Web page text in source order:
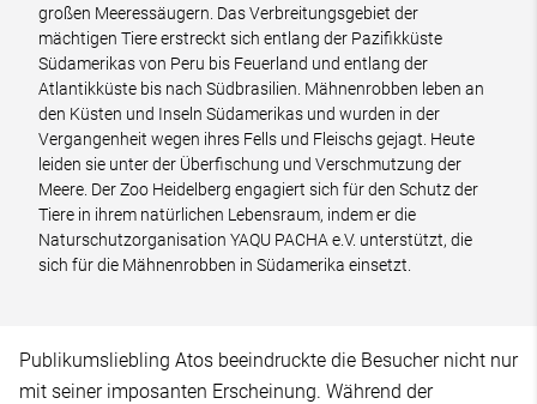
großen Meeressäugern. Das Verbreitungsgebiet der
mächtigen Tiere erstreckt sich entlang der Pazifikküste
Südamerikas von Peru bis Feuerland und entlang der
Atlantikküste bis nach Südbrasilien. Mähnenrobben leben an
den Küsten und Inseln Südamerikas und wurden in der
Vergangenheit wegen ihres Fells und Fleischs gejagt. Heute
leiden sie unter der Überfischung und Verschmutzung der
Meere. Der Zoo Heidelberg engagiert sich für den Schutz der
Tiere in ihrem natürlichen Lebensraum, indem er die
Naturschutzorganisation YAQU PACHA e.V. unterstützt, die
sich für die Mähnenrobben in Südamerika einsetzt.
Publikumsliebling Atos beeindruckte die Besucher nicht nur
mit seiner imposanten Erscheinung. Während der